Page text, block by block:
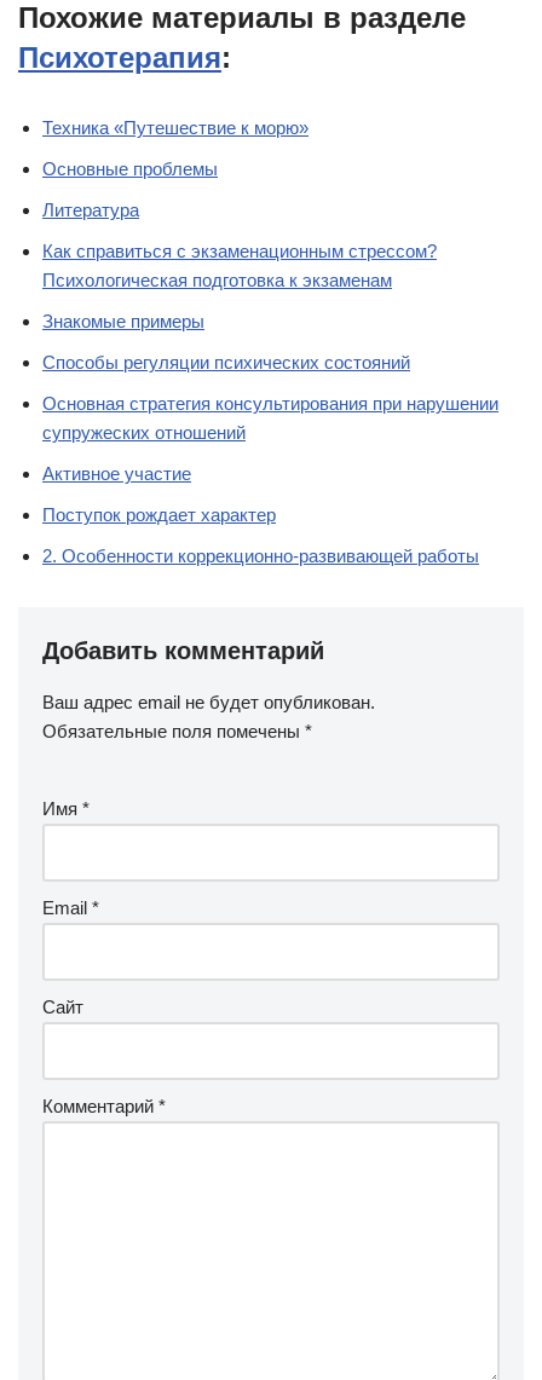
Похожие материалы в разделе
Психотерапия:
Техника «Путешествие к морю»
Основные проблемы
Литература
Как справиться с экзаменационным стрессом?
Психологическая подготовка к экзаменам
Знакомые примеры
Способы регуляции психических состояний
Основная стратегия консультирования при нарушении
супружеских отношений
Активное участие
Поступок рождает характер
2. Особенности коррекционно-развивающей работы
Добавить комментарий
Ваш адрес email не будет опубликован.
Обязательные поля помечены *
Имя *
Email *
Сайт
Комментарий *